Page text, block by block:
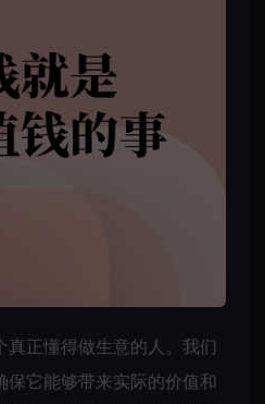
正懂得做生意的人。我们
保它能够带来实际的价值和